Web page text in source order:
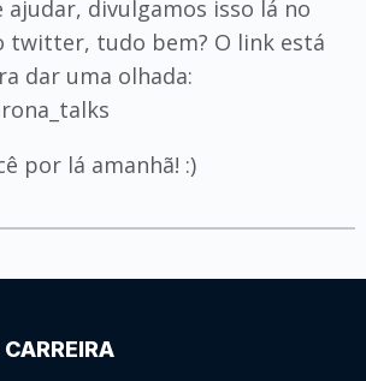
ajudar, divulgamos isso lá no
twitter, tudo bem? O link está
dar uma olhada:
por lá amanhã! :)